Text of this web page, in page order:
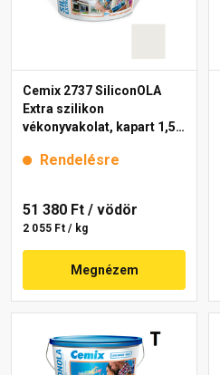
Cemix 2737 SiliconOLA
Extra szilikon
vékonyvakolat, kapart 1,5
Rendelésre
51 380 Ft / vödör
2 055 Ft / kg
Megnézem